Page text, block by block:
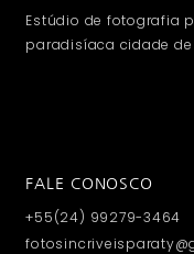
Estúdio de fotografia
paradisíaca cidade de
FALE CONOSCO
+55(24) 99279-3464